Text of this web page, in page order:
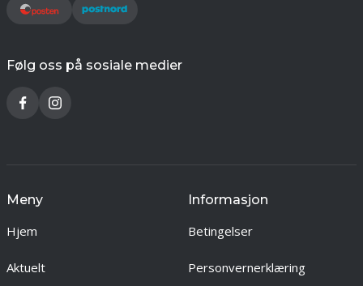
Følg oss på sosiale medier
Meny
Hjem
Aktuelt
Informasjon
Betingelser
Personvernerklæring